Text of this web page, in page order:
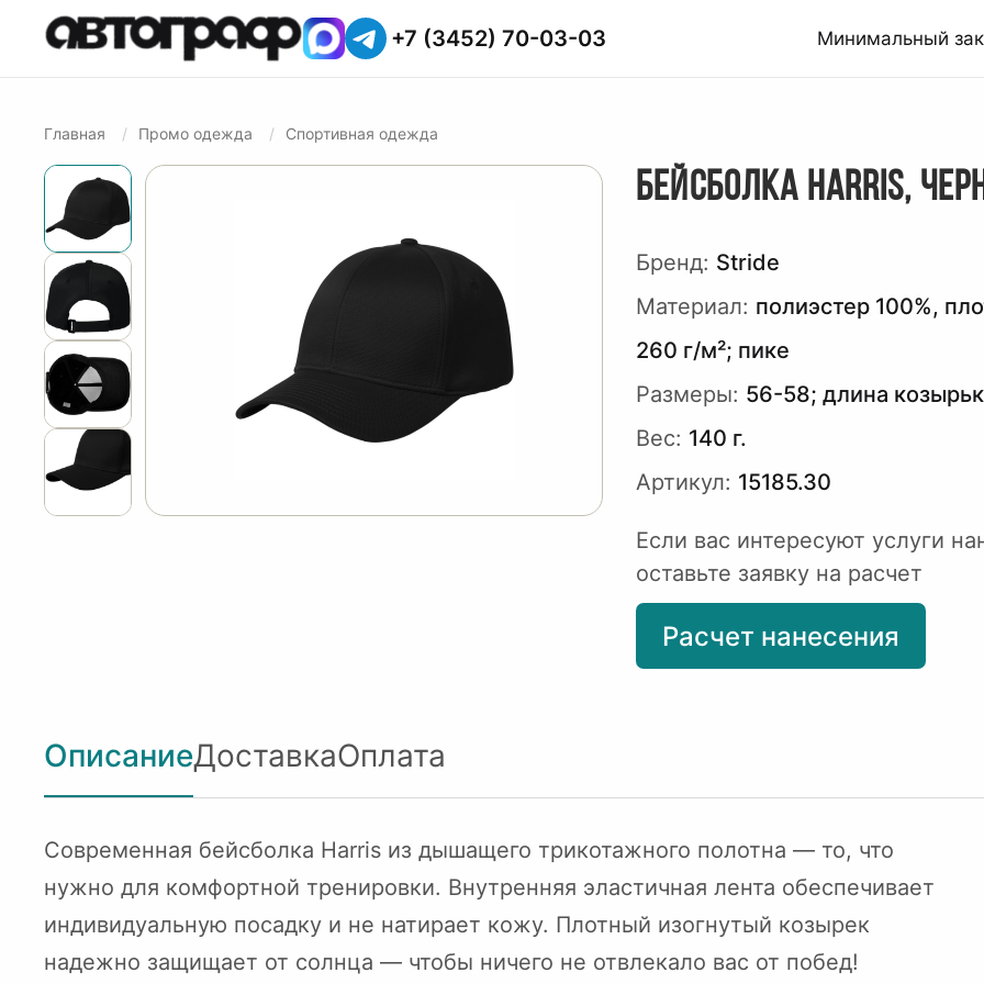
+7 (3452) 70-03-03 Минимальный
Главная Промо одежда Спортивная одежда
БЕЙСБОЛКА HARRIS,
Бренд: Stride
Материал: полиэстер 100%,
260 г/м²; пике
Размеры: 56-58; длина
Вес: 140 г.
Артикул: 15185.30
Если вас интересуют услуги
оставьте заявку на расчет
Расчет нанесения
ОписаниеДоставкаОплата
Современная бейсболка Harris из дышащего трикотажного полотна — то, что
нужно для комфортной тренировки. Внутренняя эластичная лента обеспечивает
индивидуальную посадку и не натирает кожу. Плотный изогнутый козырек
надежно защищает от солнца — чтобы ничего не отвлекало вас от побед!